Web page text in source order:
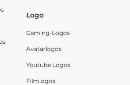
Logo
Gaming-Logos
Avatarlogos
Youtube Logos
Filmlogos